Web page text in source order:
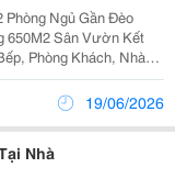
Phòng Ngủ Gần Đèo
650M2 Sân Vườn Kết
Phòng Khách, Nhà
19/06/2026
Nhà